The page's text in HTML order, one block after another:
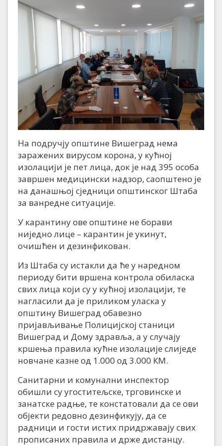
На подручју општине Вишеград нема
заражених вирусом корона, у кућној
изолацији је пет лица, док је над 395 особа
завршен медицински надзор, саопштено је
на данашњој сједници општинског Штаба
за ванредне ситуације.
У карантину ове општине не борави
ниједно лице – карантин је укинут,
очишћен и дезинфикован.
Из Штаба су истакли да ће у наредном
периоду бити вршена контрола обиласка
свих лица који су у кућној изолацији, те
нагласили да је приликом уласка у
општину Вишеград обавезно
пријављивање Полицијској станици
Вишеград и Дому здравља, а у случају
кршења правила кућне изолације слиједе
новчане казне од 1.000 од 3.000 КМ.
Санитарни и комунални инспектор
обишли су угоститељске, трговинске и
занатске радње, те констатовали да се ови
објекти редовно дезинфикују, да се
радници и гости истих придржавају свих
прописаних правила и држе дистанцу.